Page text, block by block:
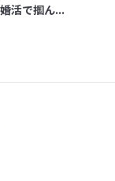
活で掴ん...